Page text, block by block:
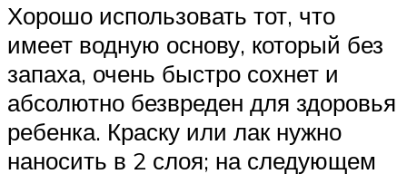
Хорошо использовать тот, что
имеет водную основу, который без
запаха, очень быстро сохнет и
абсолютно безвреден для здоровья
ребенка. Краску или лак нужно
наносить в 2 слоя; на следующем